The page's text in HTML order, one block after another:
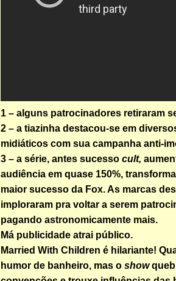
1 – alguns patrocinadores retiraram
2 – a tiazinha destacou-se em
midiáticos com sua campanha anti-
3 – a série, antes sucesso cult,
audiência em quase 150%,
maior sucesso da Fox. As marcas
imploraram pra voltar a serem
pagando astronomicamente mais.
Má publicidade atrai público.
Married With Children é hilariante!
humor de banheiro, mas o show